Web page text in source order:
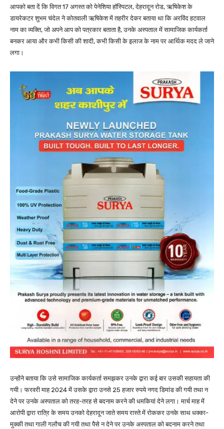
आपको बता दें कि विगत 17 अगस्त को पेनेशिया हॉस्पिटल, देहरादून रोड, ऋषिकेश के
डायरेकटर शुभम चंदेल ने कोतवाली ऋषिकेश में तहरीर देकर बताया था कि अरविंद हटवाल
नाम का व्यक्ति, जो अपने आप को पत्रकार बताता है, उनके अस्पताल में सामाजिक कार्यकर्ता
बनकर आया और कभी किसी की शादी, कभी किसी के इलाज के नाम पर आर्थिक मदद ले जाने
लगा।
उन्होंने बताया कि उसे सामाजिक कार्यकर्ता समझकर उनके द्वारा कई बार उसकी सहायता की
गयी। फरवरी माह 2024 में उसके द्वारा उनसे 25 हजार रुपये नगद डिमांड की गयी तथा न
देने पर उनके अस्पताल को तरह-तरह से बदनाम करने की धमकियां देने लगा। मार्च माह में
आरोपी द्वारा रात्रि के समय उनको देहरादून जाते समय रास्ते में रोककर उनके साथ धक्का-
मुक्की तथा गाली गलौच की गयी तथा पैसे न देने पर उनके अस्पताल को बदनाम करने तथा